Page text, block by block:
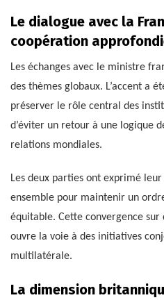
Le dialogue avec la
coopération
Les échanges avec le ministre
des thèmes globaux. L’accent a
préserver le rôle central des
d’éviter un retour à une logique
relations mondiales.
Les deux parties ont exprimé
ensemble pour maintenir un
équitable. Cette convergence
ouvre la voie à des initiatives
multilatérale.
La dimension